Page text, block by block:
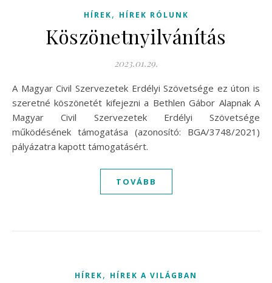
HÍREK, HÍREK RÓLUNK
Köszönetnyilvánítás
2023.01.29.
A Magyar Civil Szervezetek Erdélyi Szövetsége ez úton is
szeretné köszönetét kifejezni a Bethlen Gábor Alapnak A
Magyar Civil Szervezetek Erdélyi Szövetsége
működésének támogatása (azonosító: BGA/3748/2021)
pályázatra kapott támogatásért.
TOVÁBB
HÍREK, HÍREK A VILÁGBAN